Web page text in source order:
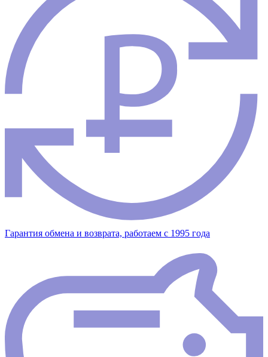
Гарантия обмена и возврата, работаем с 1995 года